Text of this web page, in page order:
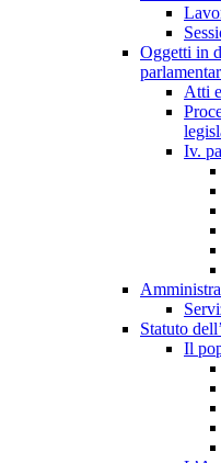
Oggetti in
Atti
Iv.
Statuto
Il